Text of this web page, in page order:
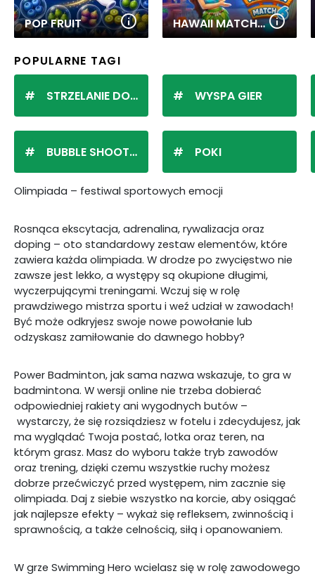
POP FRUIT HAWAII MATCH 6
POPULARNE TAGI
STRZELANIE DO KULEK
BUBBLE SHOOTER
WYSPA GIER
POKI
Olimpiada – festiwal sportowych emocji
Rosnąca ekscytacja, adrenalina, rywalizacja oraz
doping – oto standardowy zestaw elementów, które
zawiera każda olimpiada. W drodze po zwycięstwo nie
zawsze jest lekko, a występy są okupione długimi,
wyczerpującymi treningami. Wczuj się w rolę
prawdziwego mistrza sportu i weź udział w zawodach!
Być może odkryjesz swoje nowe powołanie lub
odzyskasz zamiłowanie do dawnego hobby?
Power Badminton, jak sama nazwa wskazuje, to gra w
badmintona. W wersji online nie trzeba dobierać
odpowiedniej rakiety ani wygodnych butów –
wystarczy, że się rozsiądziesz w fotelu i zdecydujesz, jak
ma wyglądać Twoja postać, lotka oraz teren, na
którym grasz. Masz do wyboru także tryb zawodów
oraz trening, dzięki czemu wszystkie ruchy możesz
dobrze przećwiczyć przed występem, nim zacznie się
olimpiada. Daj z siebie wszystko na korcie, aby osiągać
jak najlepsze efekty – wykaż się refleksem, zwinnością i
sprawnością, a także celnością, siłą i opanowaniem.
W grze Swimming Hero wcielasz się w rolę zawodowego